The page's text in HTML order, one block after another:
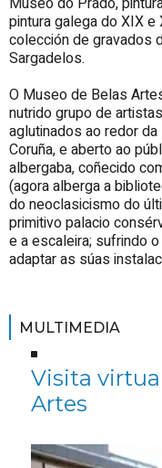
pintura galega do XIX e
colección de gravados
Sargadelos.
O Museo de Belas
nutrido grupo de
aglutinados ao redor
Coruña, e aberto ao
albergaba, coñecido
(agora alberga a
do neoclasicismo do
primitivo palacio
e a escaleira; sufrindo
adaptar as súas
MULTIMEDIA
Visita
Artes